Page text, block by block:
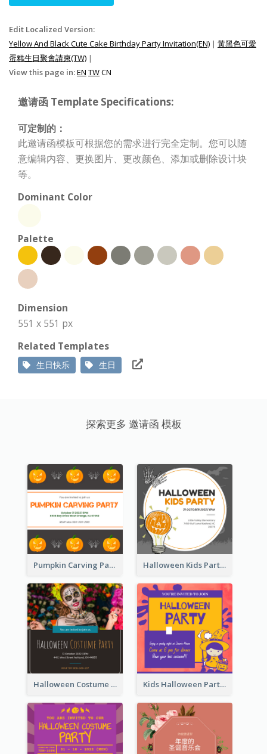
Edit Localized Version:
Yellow And Black Cute Cake Birthday Party Invitation(EN) | 黃黑色可愛
蛋糕生日聚會請柬(TW) |
View this page in:EN TWCN
邀请函 Template Specifications:
可定制的：
此邀请函模板可根据您的需求进行完全定制。您可以随
意编辑内容、更换图片、更改颜色、添加或删除设计块
等。
Dominant Color
Palette
Dimension
551 x 551 px
Related Templates
生日快乐 生日
探索更多 邀请函 模板
Pumpkin Carving Party Invitation Halloween Kids Party Invitation
Halloween Costume Party Invitation Kids Halloween Party Invitation